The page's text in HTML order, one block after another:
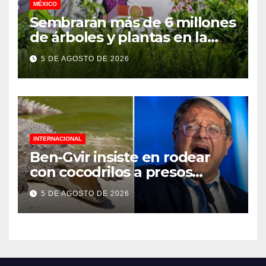
MÉXICO
Sembrarán más de 6 millones
de árboles y plantas en la
Jornada Nacional de
Reforestación 2026
5 DE AGOSTO DE 2026
INTERNACIONAL
Ben-Gvir insiste en rodear
con cocodrilos a presos
palestinos
5 DE AGOSTO DE 2026